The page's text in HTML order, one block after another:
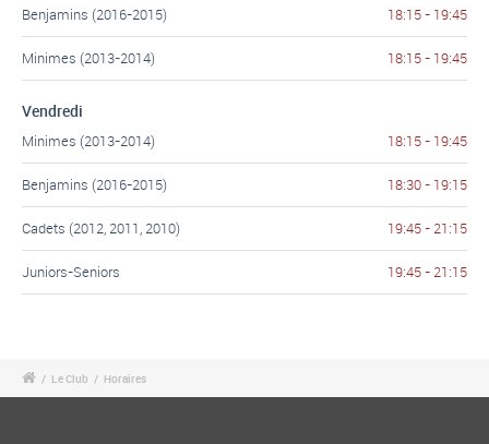
Benjamins (2016-2015) 18:15 - 19:45
Minimes (2013-2014) 18:15 - 19:45
Vendredi
Minimes (2013-2014) 18:15 - 19:45
Benjamins (2016-2015) 18:30 - 19:15
Cadets (2012, 2011, 2010) 19:45 - 21:15
Juniors-Seniors 19:45 - 21:15
/ Le Club / Horaires